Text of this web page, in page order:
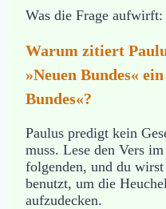
Was die Frage aufwirft:
Warum zitiert
»Neuen Bundes«
Bundes«?
Paulus predigt kein
muss. Lese den Vers
folgenden, und du wirst
benutzt, um die
aufzudecken.